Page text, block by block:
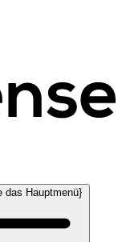
das Hauptmenü}